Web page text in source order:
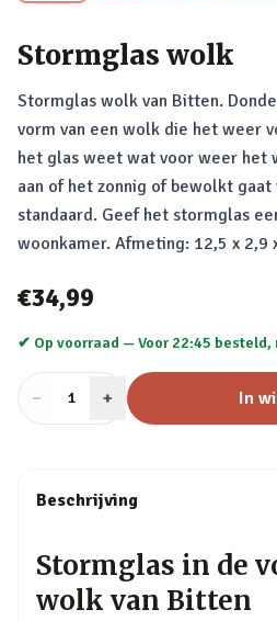
Stormglas wolk
Stormglas wolk van Bitten.
vorm van een wolk die het weer
het glas weet wat voor weer het
aan of het zonnig of bewolkt
standaard. Geef het stormglas
woonkamer. Afmeting: 12,5 x 2,9
€34,99
✔ Op voorraad —Voor 22:45 besteld,
− Aantal
1 + In
Beschrijving
Stormglas in de
wolk van Bitten